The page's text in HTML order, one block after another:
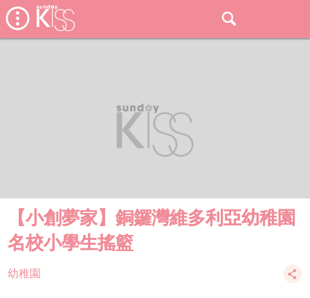
【小創夢家】銅鑼灣維多利亞幼稚園
名校小學生搖籃
幼稚園